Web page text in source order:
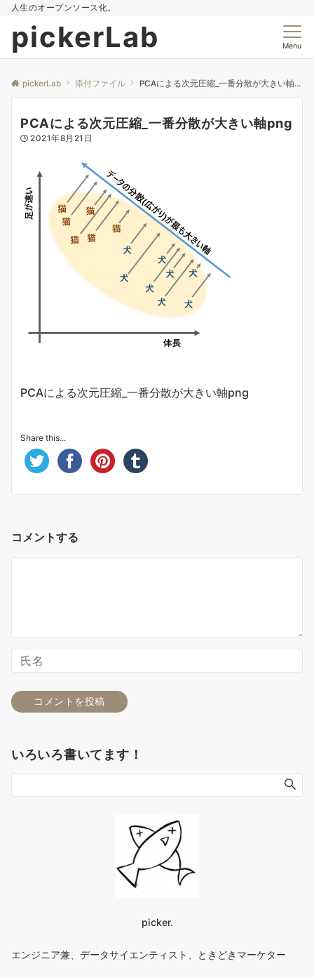
人生のオープンソース化。
pickerLab Menu
pickerLab 添付ファイル PCAによる次元圧縮_一番分散が大きい軸png
PCAによる次元圧縮_一番分散が大きい軸png
2021年8月21日
PCAによる次元圧縮_一番分散が大きい軸png
Share this...
コメントする
いろいろ書いてます！
picker.
エンジニア兼、データサイエンティスト、ときどきマーケター